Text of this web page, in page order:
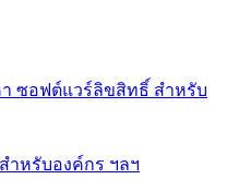
ำหรับองค์กร ฯลฯ